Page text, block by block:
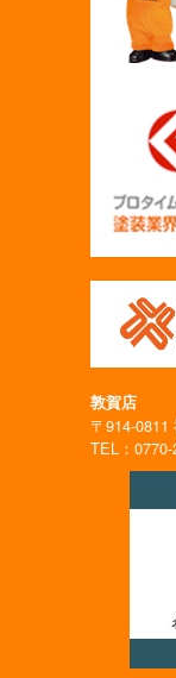
敦賀店
〒914-0811
TEL：